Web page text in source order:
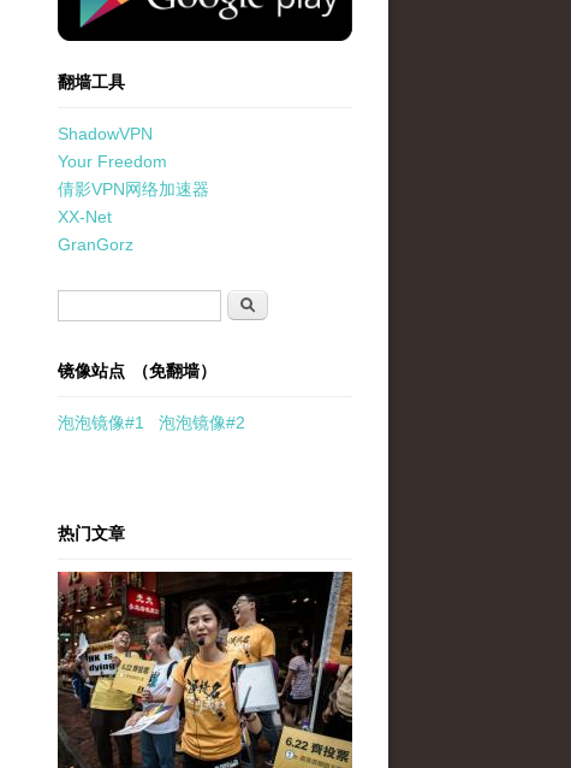
翻墙工具
ShadowVPN
Your Freedom
倩影VPN网络加速器
XX-Net
GranGorz
搜索
镜像站点 （免翻墙）
泡泡镜像#1 泡泡镜像#2
热门文章